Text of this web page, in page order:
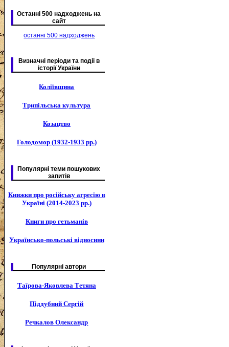
Останні 500 надходжень на
сайт
останні 500 надходжень
Визначні періоди та подіі в
історії України
Коліївщина
Трипільська культура
Козацтво
Голодомор (1932-1933 рр.)
Популярні теми пошукових
запитів
Книжки про російську агресію в
Україні (2014-2023 рр.)
Книги про гетьманів
Українсько-польські відносини
Популярні автори
Таїрова-Яковлева Тетяна
Піддубний Сергій
Речкалов Олександр